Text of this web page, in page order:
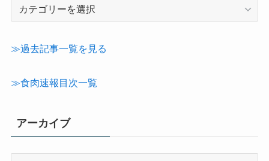
テ
≫過去記事一覧を見る
≫食肉速報目次一覧
アーカイブ